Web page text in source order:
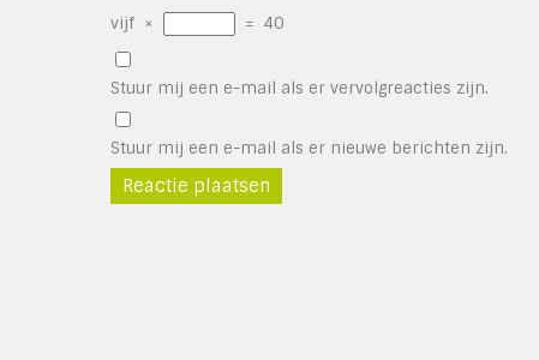
vijf × = 40
Stuur mij een e-mail als er vervolgreacties zijn.
Stuur mij een e-mail als er nieuwe berichten zijn.